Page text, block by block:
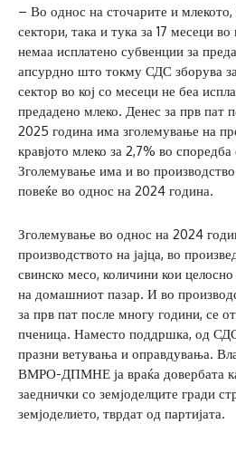
– Во однос на сточарите и
сектори, така и тука за 17 месеци
немаа исплатено субвенции за
апсурдно што токму СДС зборува
сектор во кој со месеци не беа
предадено млеко. Денес за прв пат
2025 година има зголемување на
кравјото млеко за 2,7% во
Зголемување има и во
повеќе во однос на 2024 година.
Зголемување во однос на 2024
производството на јајца, во
свинско месо, количини кои
на домашниот пазар. И во
за прв пат после многу години, се
пченица. Наместо поддршка, од
празни ветувања и оправдувања.
ВМРО-ДПМНЕ ја враќа довербата
заеднички со земјоделците гради
земјоделието, тврдат од партијата.